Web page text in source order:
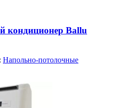
кондиционер Ballu
Напольно-потолочные